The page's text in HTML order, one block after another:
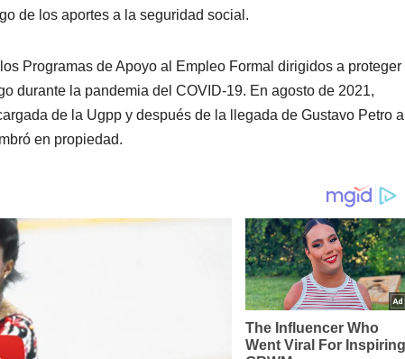
de los aportes a la seguridad social.
Programas de Apoyo al Empleo Formal dirigidos a proteger
durante la pandemia del COVID-19. En agosto de 2021,
de la Ugpp y después de la llegada de Gustavo Petro a
en propiedad.